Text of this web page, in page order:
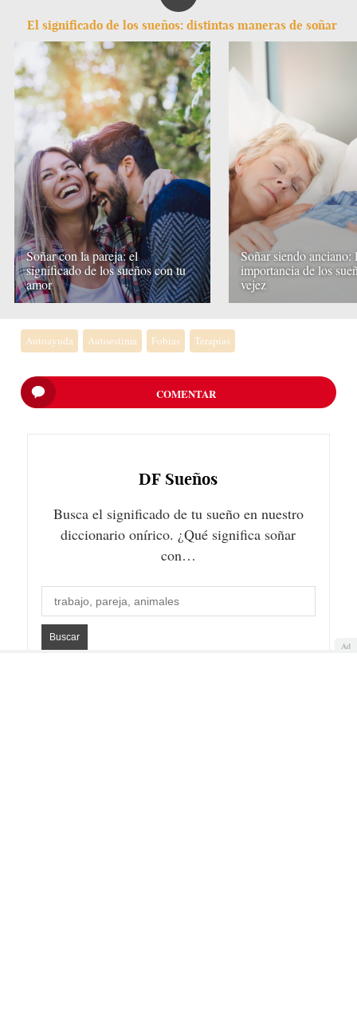
El significado de los sueños: distintas maneras de soñar
Soñar con la pareja: el
significado de los sueños con tu
amor
Soñar siendo anciano:
importancia de los
vejez
Autoayuda Autoestima Fobias Terapias
COMENTAR
DF Sueños
Busca el significado de tu sueño en nuestro
diccionario onírico. ¿Qué significa soñar
con…
Ad